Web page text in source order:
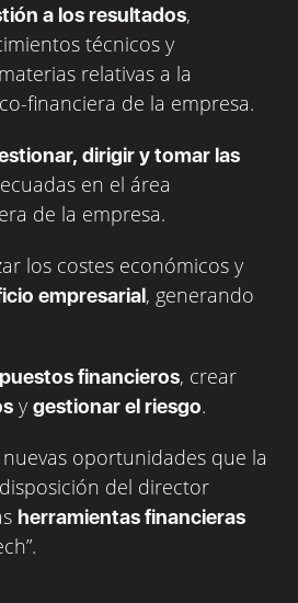
a los resultados,
técnicos y
relativas a la
financiera de la empresa.
dirigir y tomar las
en el área
de la empresa.
los costes económicos y
empresarial, generando
financieros, crear
ygestionar el riesgo.
oportunidades que la
del director
herramientas financieras